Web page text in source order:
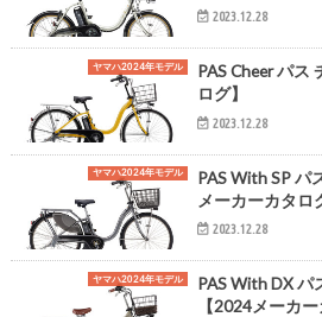
2023.12.28
ヤマハ2024年モデル
PAS Cheer パス
ログ】
2023.12.28
ヤマハ2024年モデル
PAS With SP パ
メーカーカタロ
2023.12.28
ヤマハ2024年モデル
PAS With DX パ
【2024メーカー